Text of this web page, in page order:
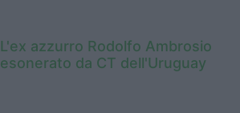
L'ex azzurro Rodolfo Ambrosio
esonerato da CT dell'Uruguay